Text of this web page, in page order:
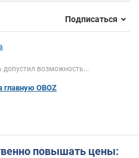
Подписаться
возможность...
главную OBOZ
повышать цены: